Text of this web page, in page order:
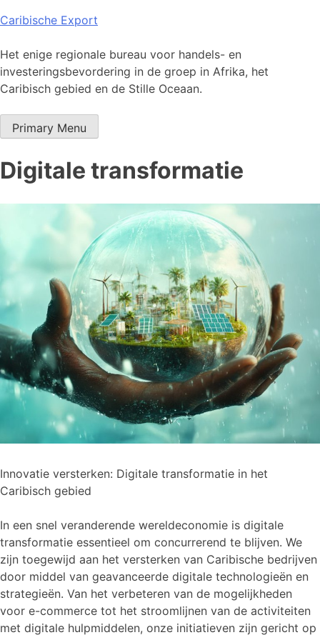
Skip
content
Caribische Export
Het enige regionale bureau voor handels- en
investeringsbevordering in de groep in Afrika, het
Caribisch gebied en de Stille Oceaan.
Primary Menu
Digitale transformatie
Innovatie versterken: Digitale transformatie in het
Caribisch gebied
In een snel veranderende wereldeconomie is digitale
transformatie essentieel om concurrerend te blijven. We
zijn toegewijd aan het versterken van Caribische bedrijven
door middel van geavanceerde digitale technologieën en
strategieën. Van het verbeteren van de mogelijkheden
voor e-commerce tot het stroomlijnen van de activiteiten
met digitale hulpmiddelen, onze initiatieven zijn gericht op